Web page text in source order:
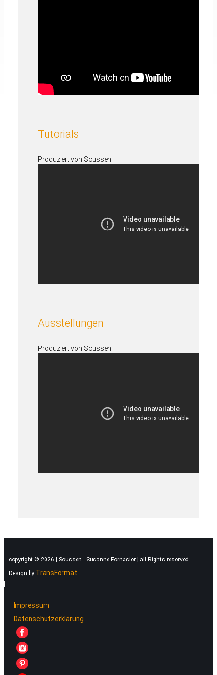
Tutorials
Produziert von Soussen
Ausstellungen
Produziert von Soussen
copyright © 2026 | Soussen - Susanne Fornasier | all Rights reserved
Design by TransFormat
|
Impressum
Datenschutzerklärung